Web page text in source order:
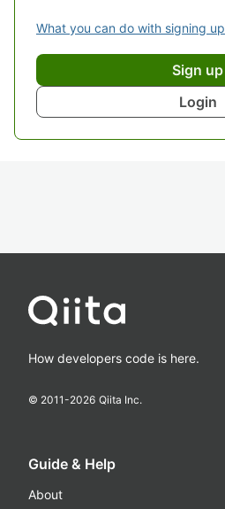
What you can do with signing up
Sign up
Login
How developers code is here.
© 2011-2026 Qiita Inc.
Guide & Help
About